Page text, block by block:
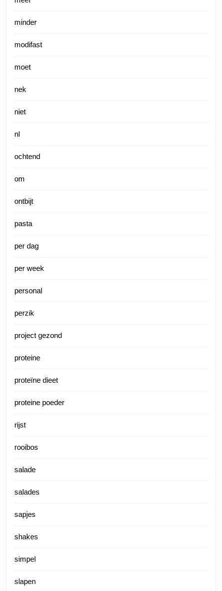
minder
modifast
moet
nek
niet
nl
ochtend
om
ontbijt
pasta
per dag
per week
personal
perzik
project gezond
proteine
proteïne dieet
proteine poeder
rijst
rooibos
salade
salades
sapjes
shakes
simpel
slapen